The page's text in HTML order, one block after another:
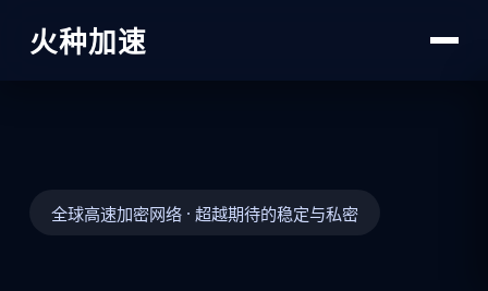
火种加速
全球高速加密网络 · 超越期待的稳定与私密